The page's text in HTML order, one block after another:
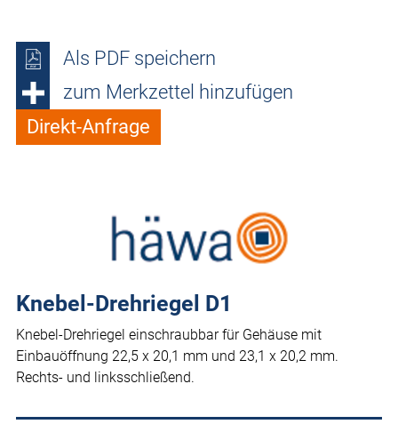
Als PDF speichern
zum Merkzettel hinzufügen
Direkt-Anfrage
Knebel-Drehriegel D1
Knebel-Drehriegel einschraubbar für Gehäuse mit
Einbauöffnung 22,5 x 20,1 mm und 23,1 x 20,2 mm.
Rechts- und linksschließend.